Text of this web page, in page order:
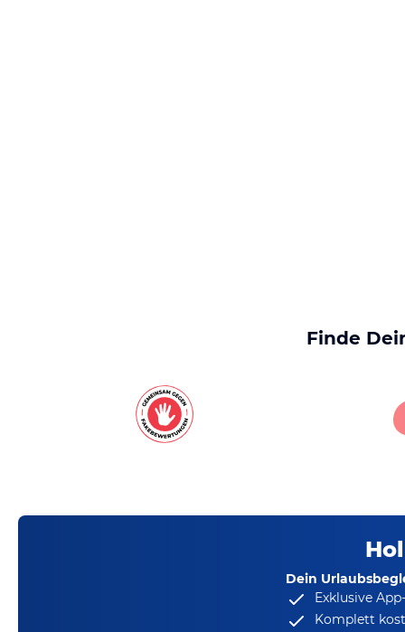
Finde
Dein
Exklusive
Komplett